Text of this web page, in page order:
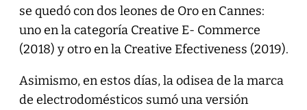
se quedó con dos leones de Oro en Cannes:
uno en la categoría Creative E- Commerce
(2018) y otro en la Creative Efectiveness (2019).
Asimismo, en estos días, la odisea de la marca
de electrodomésticos sumó una versión